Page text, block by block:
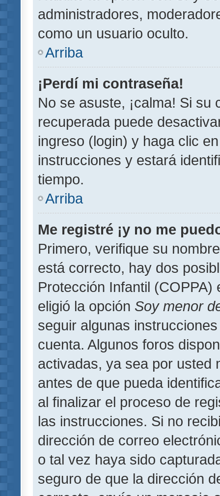
administradores,
como un usuario oculto.
Arriba
¡Perdí mi contraseña!
No se asuste, ¡calma! Si su
recuperada puede
ingreso (login) y haga clic
instrucciones y estará
tiempo.
Arriba
Me registré ¡y no me
Primero, verifique su
está correcto, hay dos
Protección Infantil
eligió la opción Soy menor
seguir algunas
cuenta. Algunos foros
activadas, ya sea por usted
antes de que pueda
al finalizar el proceso de
las instrucciones. Si no
dirección de correo
o tal vez haya sido
seguro de que la dirección